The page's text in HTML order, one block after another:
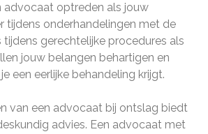
advocaat optreden als jouw
tijdens onderhandelingen met de
gerechtelijke procedures als
jouw belangen behartigen en
een eerlijke behandeling krijgt.
van een advocaat bij ontslag biedt
advies. Een advocaat met